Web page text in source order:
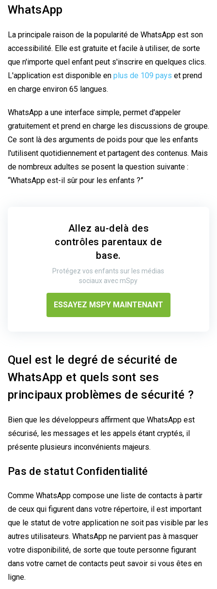
WhatsApp
La principale raison de la popularité de WhatsApp est son
accessibilité. Elle est gratuite et facile à utiliser, de sorte
que n'importe quel enfant peut s'inscrire en quelques clics.
L'application est disponible en plus de 109 pays et prend
en charge environ 65 langues.
WhatsApp a une interface simple, permet d'appeler
gratuitement et prend en charge les discussions de groupe.
Ce sont là des arguments de poids pour que les enfants
l'utilisent quotidiennement et partagent des contenus. Mais
de nombreux adultes se posent la question suivante :
“WhatsApp est-il sûr pour les enfants ?”
Allez au-delà des
contrôles parentaux de
base.
Protégez vos enfants sur les médias
sociaux avec mSpy
ESSAYEZ MSPY MAINTENANT
Quel est le degré de sécurité de
WhatsApp et quels sont ses
principaux problèmes de sécurité ?
Bien que les développeurs affirment que WhatsApp est
sécurisé, les messages et les appels étant cryptés, il
présente plusieurs inconvénients majeurs.
Pas de statut Confidentialité
Comme WhatsApp compose une liste de contacts à partir
de ceux qui figurent dans votre répertoire, il est important
que le statut de votre application ne soit pas visible par les
autres utilisateurs. WhatsApp ne parvient pas à masquer
votre disponibilité, de sorte que toute personne figurant
dans votre carnet de contacts peut savoir si vous êtes en
ligne.